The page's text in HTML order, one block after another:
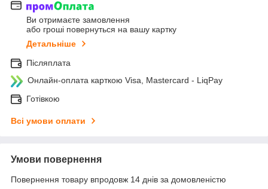
Ви отримаєте замовлення
або гроші повернуться на вашу картку
Детальніше
Післяплата
Онлайн-оплата карткою Visa, Mastercard - LiqPay
Готівкою
Всі умови оплати
Умови повернення
Повернення товару впродовж 14 днів за домовленістю